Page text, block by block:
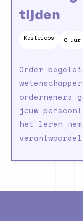
tijden
Kosteloos
6maanden 8 uur
Onder
ondernemers
jouw
het leren